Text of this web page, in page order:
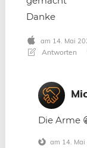
Danke
am 14. Mai
Antworten
Die Arme
am 14.